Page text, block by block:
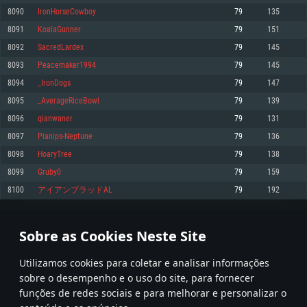
Sobre as Cookies Neste Site
Utilizamos cookies para coletar e analisar informações
sobre o desempenho e o uso do site, para fornecer
funções de redes sociais e para melhorar e personalizar o
Memória: 4GB
Placa Gráfica: Placa com DirectX 11: AMD Radeon 77XX / NVIDIA GeForce
GTX 660. Resolução mínima suportada: 720p
Network: Internet de banda larga.
Disco: 23,1 GB
Recomendado
superior, Radeon RX 570 ou superior
Disco: 75,9 GB
Memória: 6 GB
Placa Gráfica: Intel Iris Pro 5200 (Mac), equivalentes AMD/Nvidia para Mac.
Resolução mínima suportada: 720p com suporte Metal.
Network: Internet de banda larga.
Disco: 21,5 GB
Recomendado
Network: Internet de banda larga.
Memória: 4 GB
Placa Gráfica: NVIDIA 660 com os drivers mais recentes (não mais de 6
meses) / equivalentes AMD com os drivers mais recentes com suporte
Vulkan (não mais de 6 meses); Resolução mínima suportada: 720p.
Network: Internet de banda larga.
Disco: 21,5 GB
Recomendado
Sistema Operativo: Ubuntu 20.04 64bit
Processador: Intel Core i7
Memória: 16 GB
Placa Gráfica: NVIDIA 1060 com os drivers mais recentes (não mais de 6
meses) / equivalentes AMD (Radeon RX 570) com os drivers mais recentes
Network: Internet de banda larga.
8090 IronHorseCowboy 79 135
8091 KoalaGunner 79 151
8092 SacredLardex 79 145
8093 Peacemaker1994 79 145
8094 _IronDogs 79 147
8095 _AverageRiceBowl 79 139
8096 qianwaner 79 131
8097 Planips-Neptune 79 136
8098 HoaryTree 79 138
8099 Gruby0 79 159
8100 アイアンブラッドAL 79 192